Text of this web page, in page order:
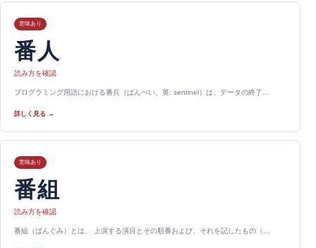
意味あり
番人
読み方を確認
プログラミング用語における番兵（ばんぺい、英: sentinel）は、データの終了…
詳しく見る →
意味あり
番組
読み方を確認
番組（ばんぐみ）とは、 上演する演目とその順番および、それを記したもの（…